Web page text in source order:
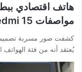
هاتف اقتصادي
مواصفات Redmi 15
يُعتقد أنه من فئة